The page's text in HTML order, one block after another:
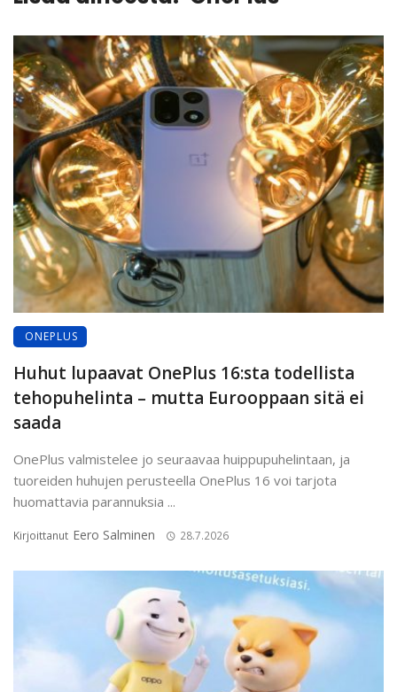
ONEPLUS
Huhut lupaavat OnePlus 16:sta todellista
tehopuhelinta – mutta Eurooppaan sitä ei
saada
OnePlus valmistelee jo seuraavaa huippupuhelintaan, ja
tuoreiden huhujen perusteella OnePlus 16 voi tarjota
huomattavia parannuksia ...
Kirjoittanut Eero Salminen 28.7.2026